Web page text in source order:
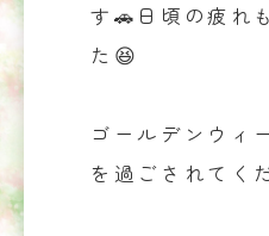
す🚗日頃の疲れ
た😆
ゴールデンウィ
を過ごされてく